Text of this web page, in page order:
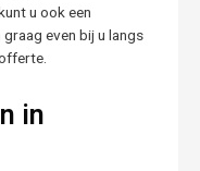
u ook een
even bij u langs
in